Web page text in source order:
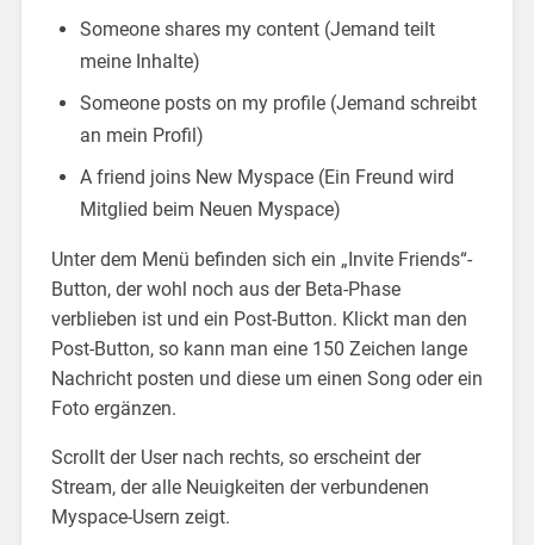
Someone shares my content (Jemand teilt
meine Inhalte)
Someone posts on my profile (Jemand schreibt
an mein Profil)
A friend joins New Myspace (Ein Freund wird
Mitglied beim Neuen Myspace)
Unter dem Menü befinden sich ein „Invite Friends“-
Button, der wohl noch aus der Beta-Phase
verblieben ist und ein Post-Button. Klickt man den
Post-Button, so kann man eine 150 Zeichen lange
Nachricht posten und diese um einen Song oder ein
Foto ergänzen.
Scrollt der User nach rechts, so erscheint der
Stream, der alle Neuigkeiten der verbundenen
Myspace-Usern zeigt.